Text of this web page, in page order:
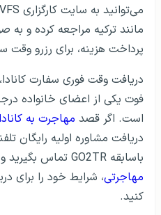
مانند ترکیه مراجعه کرده و به
پرداخت هزینه، برای رزرو وقت
دریافت وقت فوری سفارت
فوت یکی از اعضای خانواده
است. اگر قصد مهاجرت به کانادا
دریافت مشاوره اولیه رایگان
باسابقه GO2TR تماس بگیرید و یا با
مهاجرتی، شرایط خود را برای
کنید.